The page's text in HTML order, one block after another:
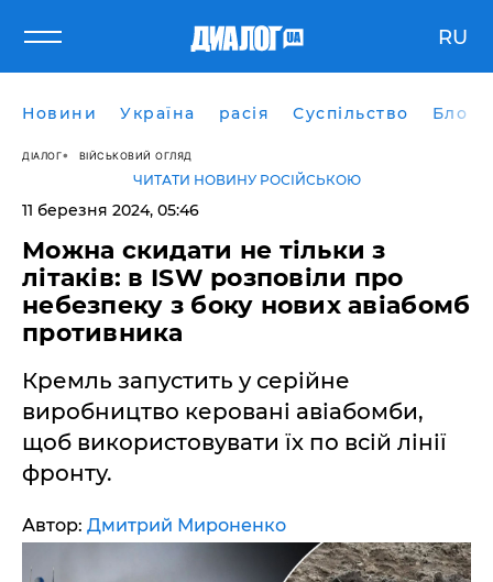
RU
Новини Україна расія Суспільство Блоги
ДІАЛОГ ВІЙСЬКОВИЙ ОГЛЯД
ЧИТАТИ НОВИНУ РОСІЙСЬКОЮ
11 березня 2024, 05:46
Можна скидати не тільки з
літаків: в ISW розповіли про
небезпеку з боку нових авіабомб
противника
Кремль запустить у серійне
виробництво керовані авіабомби,
щоб використовувати їх по всій лінії
фронту.
Автор: Дмитрий Мироненко